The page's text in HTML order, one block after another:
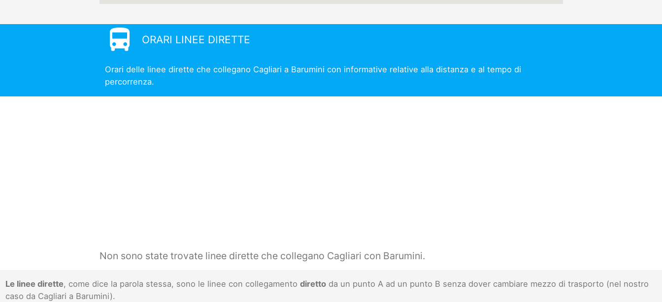
directions_bus ORARI LINEE DIRETTE
Orari delle linee dirette che collegano Cagliari a Barumini con informative relative alla distanza e al tempo di
percorrenza.
Non sono state trovate linee dirette che collegano Cagliari con Barumini.
Le linee dirette, come dice la parola stessa, sono le linee con collegamentodiretto da un punto A ad un punto B senza dover cambiare mezzo di trasporto (nel nostro
caso da Cagliari a Barumini).